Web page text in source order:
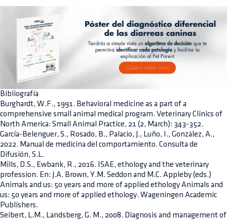
Bibliografía
Burghardt, W.F., 1991. Behavioral medicine as a part of a
comprehensive small animal medical program. Veterinary Clinics of
North America: Small Animal Practice, 21 (2, March): 343-352.
García-Belenguer, S., Rosado, B., Palacio, J., Luño, I., González, A.,
2022. Manual de medicina del comportamiento. Consulta de
Difusión, S.L.
Mills, D.S., Ewbank, R., 2016. ISAE, ethology and the veterinary
profession. En: J.A. Brown, Y.M. Seddon and M.C. Appleby (eds.)
Animals and us: 50 years and more of applied ethology Animals and
us: 50 years and more of applied ethology. Wageningen Academic
Publishers.
Seibert, L.M., Landsberg, G. M., 2008. Diagnosis and management of